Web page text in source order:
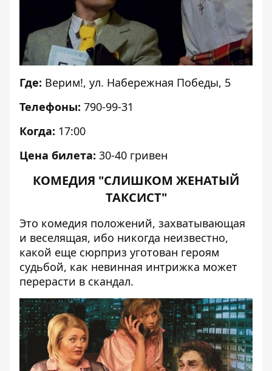
Где: Верим!, ул. Набережная Победы, 5
Телефоны: 790-99-31
Когда: 17:00
Цена билета: 30-40 гривен
КОМЕДИЯ "СЛИШКОМ ЖЕНАТЫЙ
ТАКСИСТ"
Это комедия положений, захватывающая
и веселящая, ибо никогда неизвестно,
какой еще сюрприз уготован героям
судьбой, как невинная интрижка может
перерасти в скандал.